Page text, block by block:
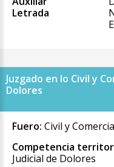
Letrada
Juzgado en lo Civil y
Dolores
Fuero: Civil y
Competencia
Judicial de Dolores